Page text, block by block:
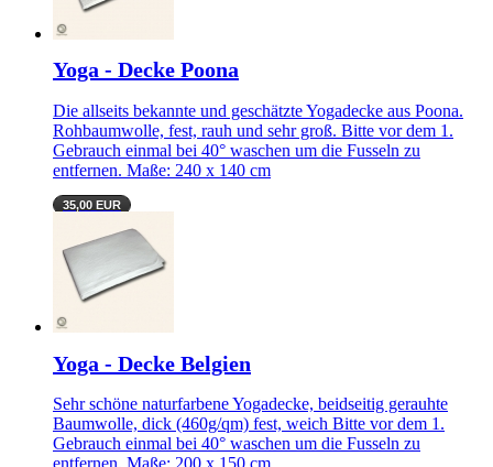
Yoga - Decke Poona
Die allseits bekannte und geschätzte Yogadecke aus Poona.
Rohbaumwolle, fest, rauh und sehr groß. Bitte vor dem 1.
Gebrauch einmal bei 40° waschen um die Fusseln zu
entfernen. Maße: 240 x 140 cm
35,00 EUR
Yoga - Decke Belgien
Sehr schöne naturfarbene Yogadecke, beidseitig gerauhte
Baumwolle, dick (460g/qm) fest, weich Bitte vor dem 1.
Gebrauch einmal bei 40° waschen um die Fusseln zu